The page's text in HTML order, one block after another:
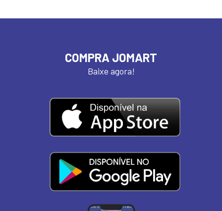
COMPRA JOMART
Baixe agora!